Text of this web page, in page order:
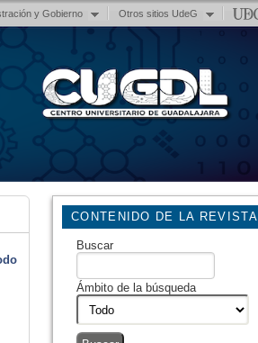
y Gobierno Otros sitios UdeG
CONTENIDO DE LA REVISTA
Buscar
Ámbito de la búsqueda